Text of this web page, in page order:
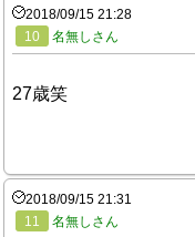
2018/09/15 21:28
10
名無しさん
27歳笑
2018/09/15 21:31
11
名無しさん